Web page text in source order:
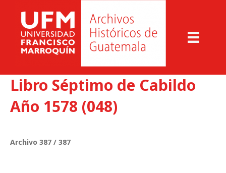
Libro Séptimo de Cabildo
Año 1578 (048)
Archivo 387 / 387